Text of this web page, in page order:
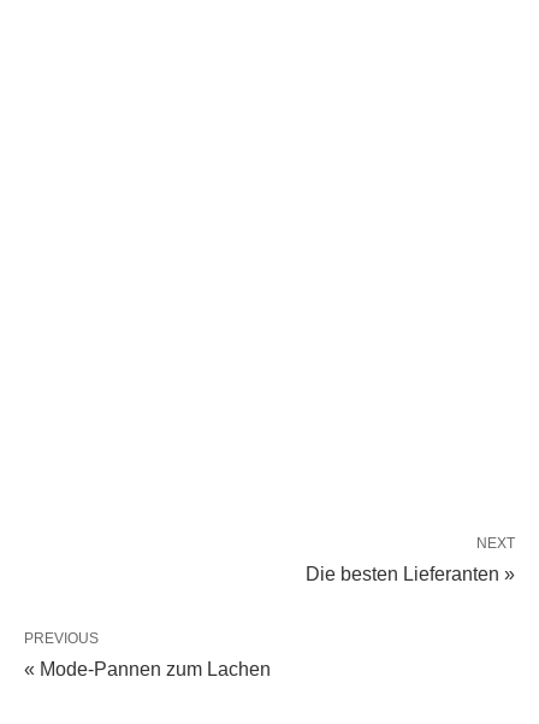
NEXT
Die besten Lieferanten »
PREVIOUS
« Mode-Pannen zum Lachen